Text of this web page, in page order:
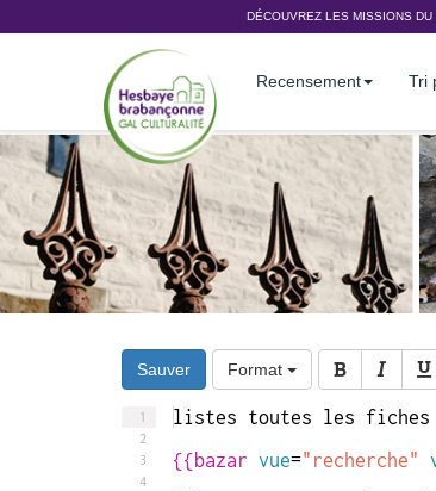
DÉCOUVREZ LES MISSIONS DU
Recensement Tri
Sauver Format
1
2
3
4
listes toutes les fiches
{{bazar vue="recherche"